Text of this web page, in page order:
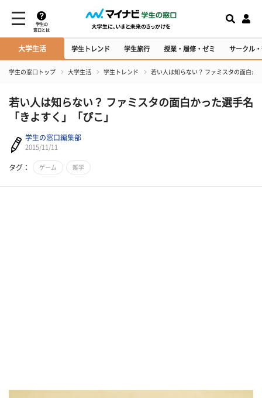
学生の
窓口とは
大学生活 学生トレンド 学生旅行 授業・履修・ゼミ サークル
学生の窓口トップ 大学生活 学生トレンド 若い人は知らない？ ファミスタの面白か
若い人は知らない？ ファミスタの面白かった選手名
「きよすく」「ぴこ」
学生の窓口編集部
2015/11/11
タグ： ゲーム 雑学